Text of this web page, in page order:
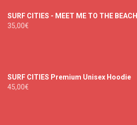
SURF CITIES - MEET ME TO THE
35,00€
SURF CITIES Premium Unisex Hoodie
45,00€